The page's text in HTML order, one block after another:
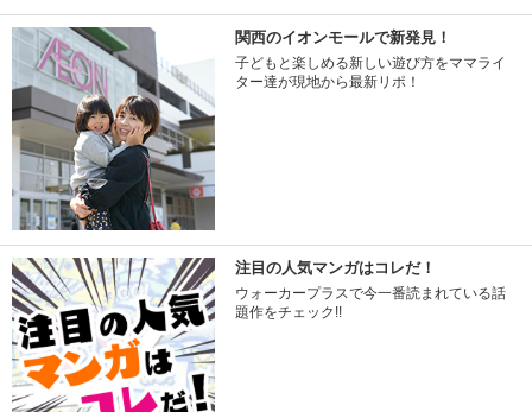
関西のイオンモールで新発見！
子どもと楽しめる新しい遊び方をママライ
ター達が現地から最新リポ！
注目の人気マンガはコレだ！
ウォーカープラスで今一番読まれている話
題作をチェック!!